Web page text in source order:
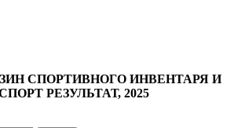
СПОРТИВНОГО ИНВЕНТАРЯ И
РЕЗУЛЬТАТ, 2025